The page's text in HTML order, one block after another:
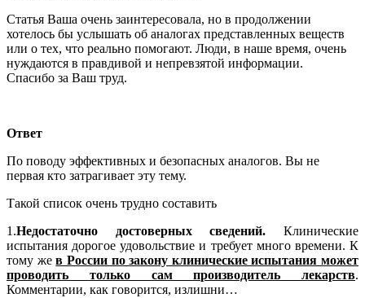
Статья Ваша очень заинтересовала, но в продолжении
хотелось бы услышать об аналогах представленных веществ
или о тех, что реально помогают. Люди, в наше время, очень
нуждаются в правдивой и непревзятой информации.
Спасибо за Ваш труд.
Ответ
По поводу эффективных и безопасных аналогов. Вы не
первая кто затрагивает эту тему.
Такой список очень трудно составить
1.Недостаточно достоверных сведений. Клинические
испытания дорогое удовольствие и требует много времени. К
тому же в России по закону клинические испытания может
проводить только сам производитель лекарств.
Комментарии, как говорится, излишни…